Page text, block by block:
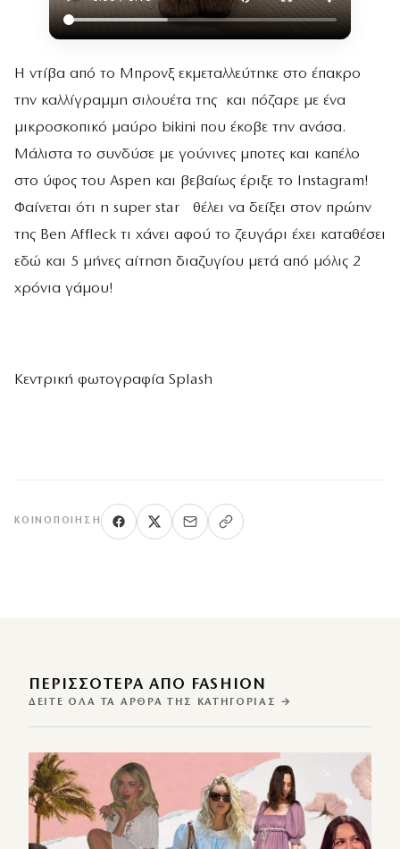
Η ντίβα από το Μπρονξ εκμεταλλεύτηκε στο έπακρο
την καλλίγραμμη σιλουέτα της και πόζαρε με ένα
μικροσκοπικό μαύρο bikini που έκοβε την ανάσα.
Μάλιστα το συνδύσε με γούνινες μποτες και καπέλο
στο ύφος του Aspen και βεβαίως έριξε το Instagram!
Φαίνεται ότι η super star θέλει να δείξει στον πρώην
της Ben Affleck τι χάνει αφού το ζευγάρι έχει καταθέσει
εδώ και 5 μήνες αίτηση διαζυγίου μετά από μόλις 2
χρόνια γάμου!
Κεντρική φωτογραφία Splash
ΚΟΙΝΟΠΟΊΗΣΗ
ΠΕΡΙΣΣΌΤΕΡΑ ΑΠΌ FASHION
ΔΕΊΤΕ ΌΛΑ ΤΑ ΆΡΘΡΑ ΤΗΣ ΚΑΤΗΓΟΡΊΑΣ →